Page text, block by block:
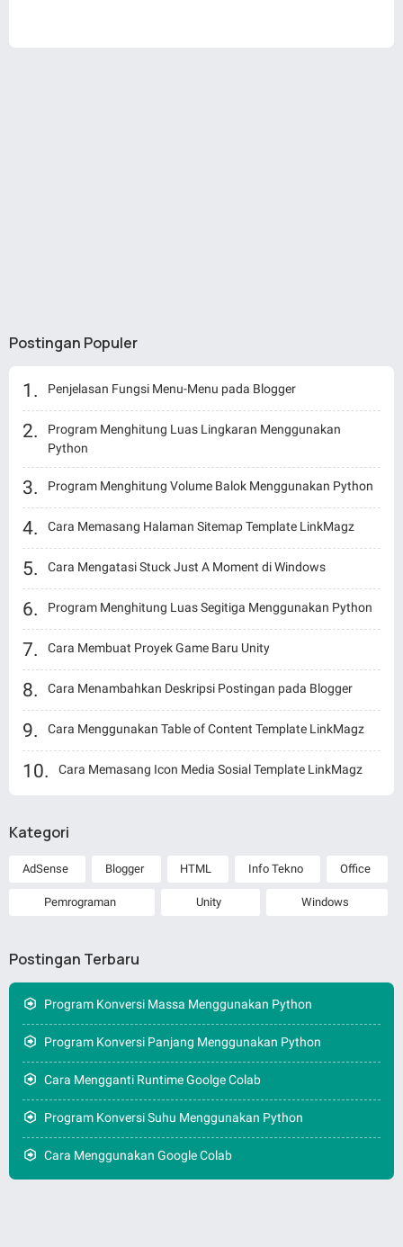
Postingan Populer
Penjelasan Fungsi Menu-Menu pada Blogger
Program Menghitung Luas Lingkaran Menggunakan
Python
Program Menghitung Volume Balok Menggunakan Python
Cara Memasang Halaman Sitemap Template LinkMagz
Cara Mengatasi Stuck Just A Moment di Windows
Program Menghitung Luas Segitiga Menggunakan Python
Cara Membuat Proyek Game Baru Unity
Cara Menambahkan Deskripsi Postingan pada Blogger
Cara Menggunakan Table of Content Template LinkMagz
Cara Memasang Icon Media Sosial Template LinkMagz
Kategori
AdSense Blogger HTML Info Tekno Office
Pemrograman Unity Windows
Postingan Terbaru
Program Konversi Massa Menggunakan Python
Program Konversi Panjang Menggunakan Python
Cara Mengganti Runtime Goolge Colab
Program Konversi Suhu Menggunakan Python
Cara Menggunakan Google Colab